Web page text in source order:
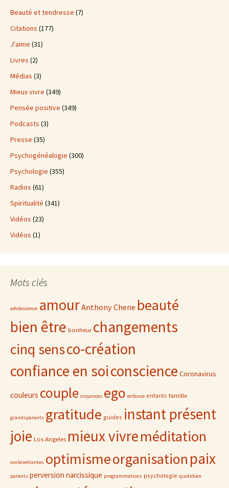
Beauté et tendresse (7)
Citations (177)
J'aime (31)
Livres (2)
Médias (3)
Mieux vivre (349)
Pensée positive (349)
Podcasts (3)
Presse (35)
Psychogénéalogie (300)
Psychologie (355)
Radios (61)
Spiritualité (341)
Vidéos (23)
Vidéos (1)
Mots clés
adolescence amourAnthony Chene beauté
bien être bonheur changements
cinq sensco-création
confiance en soiconscience Coronavirus
couleurs couple croyances ego enfance enfants famille
grandsparents gratitude guides instant présent
joie Los Angeles mieux vivreméditation
onclesettantes optimismeorganisationpaix
parents perversion narcissique programmations psychologie quotidien